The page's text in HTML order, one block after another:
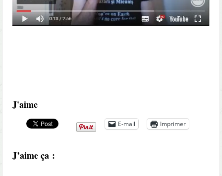
J'aime
E-mail Imprimer
J’aime ça :